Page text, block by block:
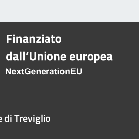
di Treviglio